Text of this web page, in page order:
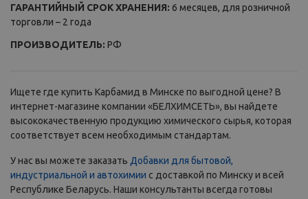
ГАРАНТИЙНЫЙ СРОК ХРАНЕНИЯ: 6 месяцев, для розничной
торговли – 2 года
ПРОИЗВОДИТЕЛЬ: РФ
Ищете где купить Карбамид в Минске по выгодной цене? В
интернет-магазине компании «БЕЛХИМСЕТЬ», вы найдете
высококачественную продукцию химического сырья, которая
соответствует всем необходимым стандартам.
У нас вы можете заказать Добавки для бытовой,
индустриальной и автохимии с доставкой по Минску и всей
Республике Беларусь. Наши консультанты всегда готовы